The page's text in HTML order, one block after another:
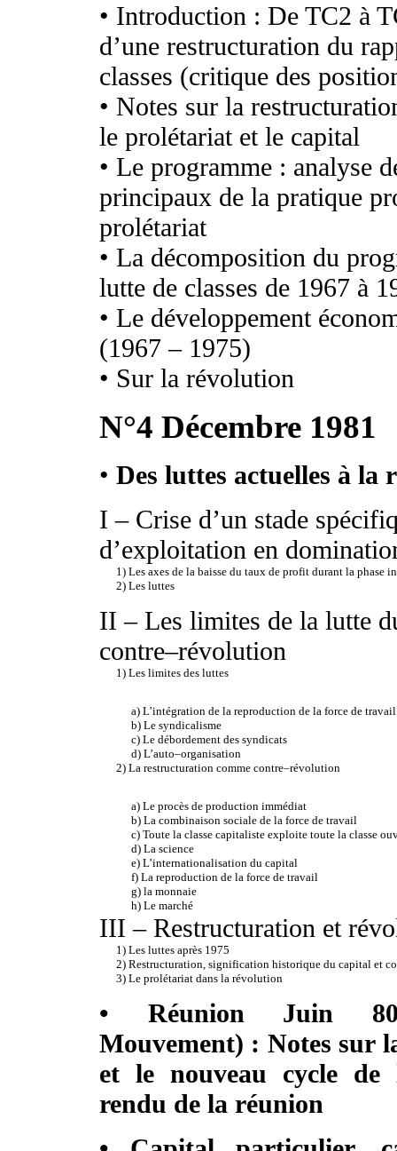
• Introduction : De TC2 à
d’une restructuration du
classes (critique des
• Notes sur la
le prolétariat et le capital
• Le programme : analyse
principaux de la pratique
prolétariat
• La décomposition du
lutte de classes de 1967 à
• Le développement
(1967 – 1975)
• Sur la révolution
N°4 Décembre 1981
• Des luttes actuelles à la
I – Crise d’un stade
d’exploitation en
1) Les axes de la baisse du taux de profit durant la phase
2) Les luttes
II – Les limites de la lutte
contre–révolution
1) Les limites des luttes
a) L’intégration de la reproduction de la force de travail
b) Le syndicalisme
c) Le débordement des syndicats
d) L’auto–organisation
2) La restructuration comme contre–révolution
a) Le procès de production immédiat
b) La combinaison sociale de la force de travail
c) Toute la classe capitaliste exploite toute la classe
d) La science
e) L’internationalisation du capital
f) La reproduction de la force de travail
g) la monnaie
h) Le marché
III – Restructuration et
1) Les luttes après 1975
2) Restructuration, signification historique du capital et
3) Le prolétariat dans la révolution
• Réunion Juin 80
Mouvement) : Notes sur
et le nouveau cycle
rendu de la réunion